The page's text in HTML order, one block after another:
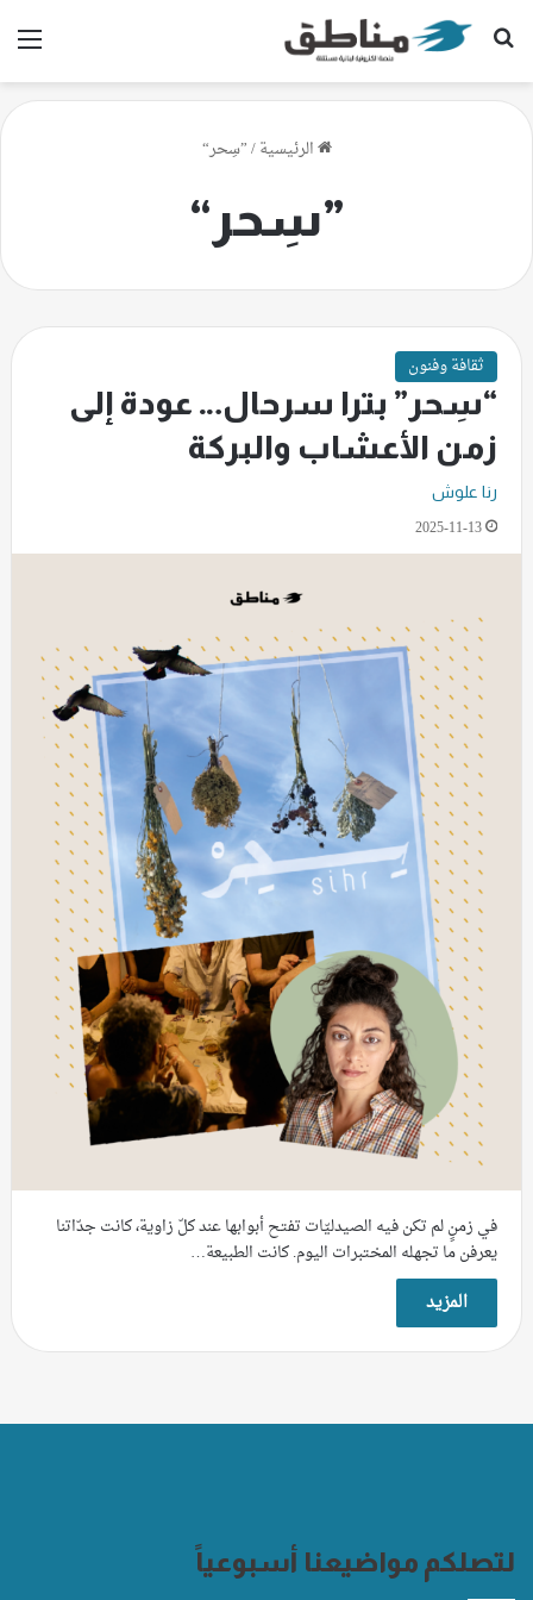
بحث عن
الرئيسية/”سِحر“
”سِحر“
ثقافة وفنون
“سِحر” بترا سرحال… عودة إلى
زمن الأعشاب والبركة
رنا علوش
2025-11-13
في زمنٍ لم تكن فيه الصيدليّات تفتح أبوابها عند كلّ زاوية، كانت جدّاتنا
يعرفن ما تجهله المختبرات اليوم. كانت الطبيعة…
المزيد
لتصلكم مواضيعنا أسبوعياً